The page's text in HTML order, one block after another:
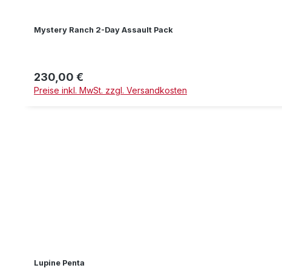
Mystery Ranch 2-Day Assault Pack
Regulärer Preis:
230,00 €
Preise inkl. MwSt. zzgl. Versandkosten
Lupine Penta